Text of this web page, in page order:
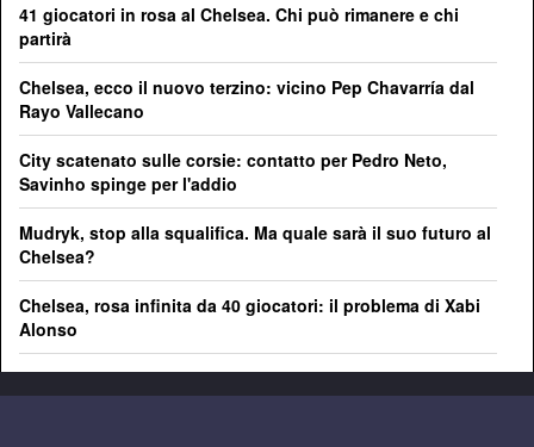
41 giocatori in rosa al Chelsea. Chi può rimanere e chi
partirà
Chelsea, ecco il nuovo terzino: vicino Pep Chavarría dal
Rayo Vallecano
City scatenato sulle corsie: contatto per Pedro Neto,
Savinho spinge per l'addio
Mudryk, stop alla squalifica. Ma quale sarà il suo futuro al
Chelsea?
Chelsea, rosa infinita da 40 giocatori: il problema di Xabi
Alonso